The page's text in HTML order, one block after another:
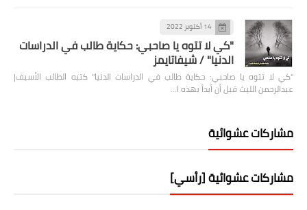
14 أكتوبر 2022
"كي لا تتوه يا صاحبي: حكاية طالب في الدراسات
الدنيا" / شيفاتايمز
"كي لا تتوه يا صاحبي: حكاية طالب في الدراسات الدنيا" كتبه الطالب الأسيف|
عبدالرحمن الليث قبل أن أبدأ بهذه ا…
مشاركات عشوائية
مشاركات عشوائية [رأسي]